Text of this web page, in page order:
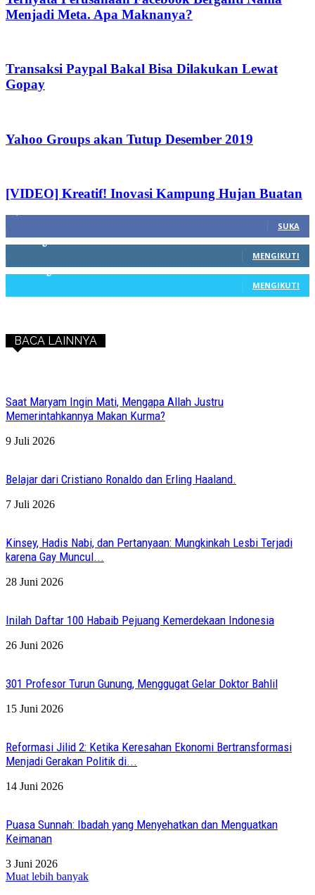
Menjadi Meta. Apa Maknanya?
Transaksi Paypal Bakal Bisa Dilakukan Lewat
Gopay
Yahoo Groups akan Tutup Desember 2019
[VIDEO] Kreatif! Inovasi Kampung Hujan Buatan
SUKA
MENGIKUTI
MENGIKUTI
BACA LAINNYA
Saat Maryam Ingin Mati, Mengapa Allah Justru
Memerintahkannya Makan Kurma?
9 Juli 2026
Belajar dari Cristiano Ronaldo dan Erling Haaland.
7 Juli 2026
Kinsey, Hadis Nabi, dan Pertanyaan: Mungkinkah Lesbi Terjadi
karena Gay Muncul...
28 Juni 2026
Inilah Daftar 100 Habaib Pejuang Kemerdekaan Indonesia
26 Juni 2026
301 Profesor Turun Gunung, Menggugat Gelar Doktor Bahlil
15 Juni 2026
Reformasi Jilid 2: Ketika Keresahan Ekonomi Bertransformasi
Menjadi Gerakan Politik di...
14 Juni 2026
Puasa Sunnah: Ibadah yang Menyehatkan dan Menguatkan
Keimanan
3 Juni 2026
Muat lebih banyak